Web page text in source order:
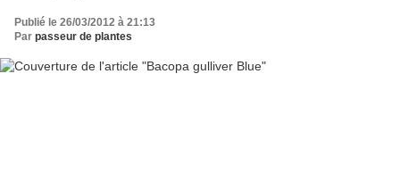
Publié le 26/03/2012 à 21:13
Par passeur de plantes